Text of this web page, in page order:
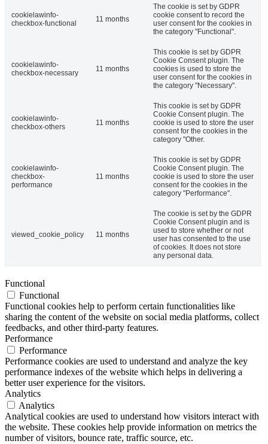
cookielawinfo-
checkbox-functional
11 months
The cookie is set by GDPR
cookie consent to record the
user consent for the cookies in
the category "Functional".
cookielawinfo-
checkbox-necessary
11 months
This cookie is set by GDPR
Cookie Consent plugin. The
cookies is used to store the
user consent for the cookies in
the category "Necessary".
cookielawinfo-
checkbox-others
11 months
This cookie is set by GDPR
Cookie Consent plugin. The
cookie is used to store the user
consent for the cookies in the
category "Other.
cookielawinfo-
checkbox-
performance
11 months
This cookie is set by GDPR
Cookie Consent plugin. The
cookie is used to store the user
consent for the cookies in the
category "Performance".
viewed_cookie_policy 11 months
The cookie is set by the GDPR
Cookie Consent plugin and is
used to store whether or not
user has consented to the use
of cookies. It does not store
any personal data.
Functional
Functional
Functional cookies help to perform certain functionalities like
sharing the content of the website on social media platforms, collect
feedbacks, and other third-party features.
Performance
Performance
Performance cookies are used to understand and analyze the key
performance indexes of the website which helps in delivering a
better user experience for the visitors.
Analytics
Analytics
Analytical cookies are used to understand how visitors interact with
the website. These cookies help provide information on metrics the
number of visitors, bounce rate, traffic source, etc.